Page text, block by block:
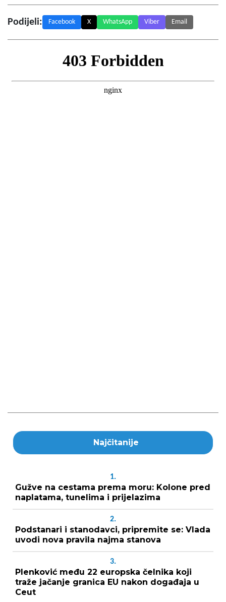
Podijeli: Facebook X WhatsApp Viber Email
Najčitanije
1.
Gužve na cestama prema moru: Kolone pred
naplatama, tunelima i prijelazima
2.
Podstanari i stanodavci, pripremite se: Vlada
uvodi nova pravila najma stanova
3.
Plenković među 22 europska čelnika koji
traže jačanje granica EU nakon događaja u
Ceut